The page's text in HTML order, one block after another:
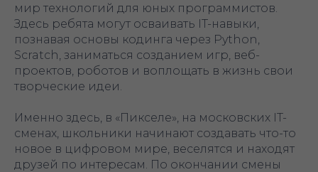
мир технологий для юных программистов.
Здесь ребята могут осваивать IT-навыки,
познавая основы кодинга через Python,
Scratch, заниматься созданием игр, веб-
проектов, роботов и воплощать в жизнь свои
творческие идеи.
Именно здесь, в «Пикселе», на московских IT-
сменах, школьники начинают создавать что-то
новое в цифровом мире, веселятся и находят
друзей по интересам. По окончании смены